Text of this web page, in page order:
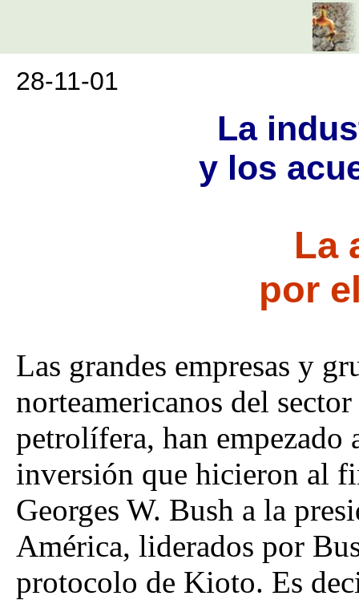
28-11-01
La
y los
La
por
Las grandes empresas y
norteamericanos del
petrolífera, han empezado
inversión que hicieron al
Georges W. Bush a la
América, liderados por
protocolo de Kioto. Es